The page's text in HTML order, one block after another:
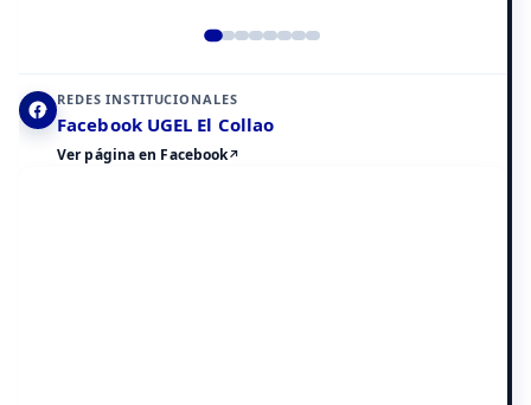
REDES INSTITUCIONALES
Facebook UGEL El Collao
Ver página en Facebook